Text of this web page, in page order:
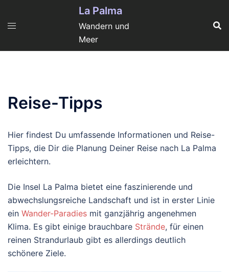
La Palma
Wandern und
Meer
Reise-Tipps
Hier findest Du umfassende Informationen und Reise-
Tipps, die Dir die Planung Deiner Reise nach La Palma
erleichtern.
Die Insel La Palma bietet eine faszinierende und
abwechslungsreiche Landschaft und ist in erster Linie
ein Wander-Paradies mit ganzjährig angenehmen
Klima. Es gibt einige brauchbare Strände, für einen
reinen Strandurlaub gibt es allerdings deutlich
schönere Ziele.